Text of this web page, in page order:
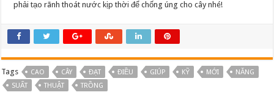
phải tạo rãnh thoát nước kịp thời để chống úng cho cây nhé!
Tags CAO CÂY ĐẠT ĐIỀU GIÚP KỸ MỚI
NĂNG
SUẤT
THUẬT TRỒNG